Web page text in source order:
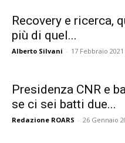
Recovery e ricerca,
più di quel...
Alberto Silvani - 17 Febbraio 2021
Presidenza CNR e
se ci sei batti due...
Redazione ROARS - 26 Gennaio